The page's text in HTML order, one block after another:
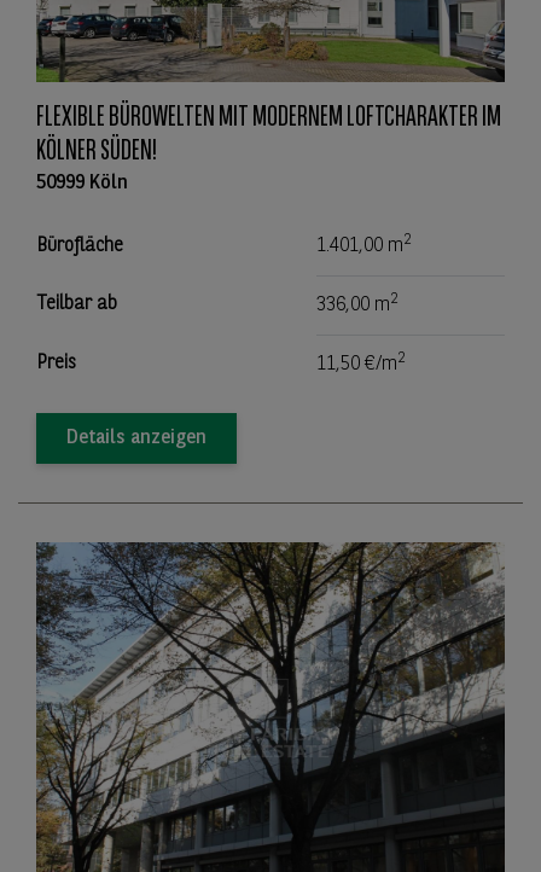
FLEXIBLE BÜROWELTEN MIT MODERNEM LOFTCHARAKTER IM
KÖLNER SÜDEN!
50999 Köln
Bürofläche 1.401,00 m2
Teilbar ab 336,00 m2
Preis 11,50 €/m2
Details anzeigen